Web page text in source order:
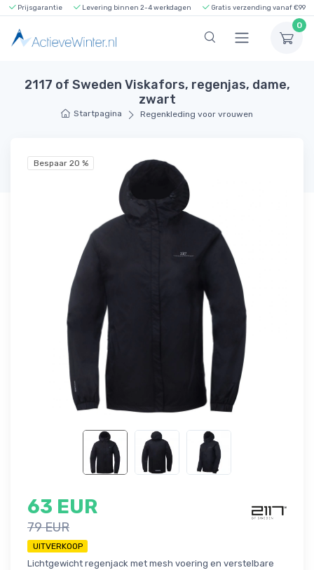
Prijsgarantie Levering binnen 2-4 werkdagen Gratis verzending vanaf €99
0
2117 of Sweden Viskafors, regenjas, dame,
zwart
Startpagina Regenkleding voor vrouwen
Bespaar 20 %
63 EUR
79 EUR
UITVERKOOP
Lichtgewicht regenjack met mesh voering en verstelbare